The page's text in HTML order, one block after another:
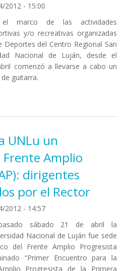
2012 - 15:00
marco de las actividades
y/o recreativas organizadas
del Centro Regional San
Nacional de Luján, desde el
comenzó a llevarse a cabo un
guitarra.
UNLu un
Amplio
dirigentes
por el Rector
2012 - 14:57
sábado 21 de abril la
Nacional de Luján fue sede
del Frente Amplio Progresista
“Primer Encuentro para la
Progresista de la Primera